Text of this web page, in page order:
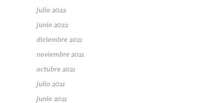
julio 2022
junio 2022
diciembre 2021
noviembre 2021
octubre 2021
julio 2021
junio 2021